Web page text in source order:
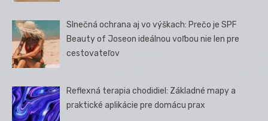
Slnečná ochrana aj vo výškach: Prečo je SPF
Beauty of Joseon ideálnou voľbou nie len pre
cestovateľov
Reflexná terapia chodidiel: Základné mapy a
praktické aplikácie pre domácu prax